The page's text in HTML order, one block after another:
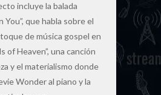
incluye la balada
You”, que habla sobre el
de música gospel en
of Heaven”, una canción
y el materialismo donde
Wonder al piano y la